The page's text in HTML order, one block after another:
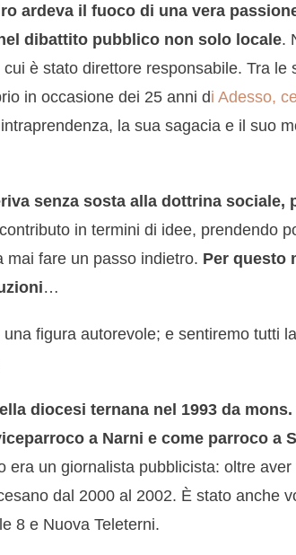
ardeva il fuoco di una vera
dibattito pubblico non solo locale.
è stato direttore responsabile. Tra le
in occasione dei 25 anni di Adesso,
la sua sagacia e il suo
senza sosta alla dottrina
in termini di idee, prendendo
mai fare un passo indietro. Per questo
…
figura autorevole; e sentiremo tutti
diocesi ternana nel 1993 da
a Narni e come parroco a
era un giornalista pubblicista: oltre
dal 2000 al 2002. È stato anche
8 e Nuova Teleterni.